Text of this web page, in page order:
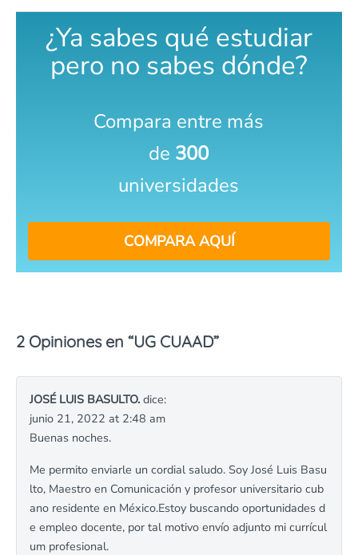
¿Ya sabes qué estudiar
pero no sabes dónde?
Compara entre más
de 300
universidades
COMPARA AQUÍ
2 Opiniones en “UG CUAAD”
JOSÉ LUIS BASULTO. dice:
junio 21, 2022 at 2:48 am
Buenas noches.
Me permito enviarle un cordial saludo. Soy José Luis Basu
lto, Maestro en Comunicación y profesor universitario cub
ano residente en México.Estoy buscando oportunidades d
e empleo docente, por tal motivo envío adjunto mi currícul
um profesional.